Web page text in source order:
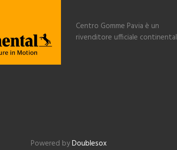
Centro Gomme Pavia è un
rivenditore ufficiale continental
Powered byDoublesox